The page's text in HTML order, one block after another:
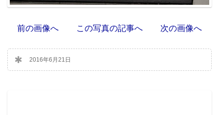
前の画像へ この写真の記事へ 次の画像へ
2016年6月21日